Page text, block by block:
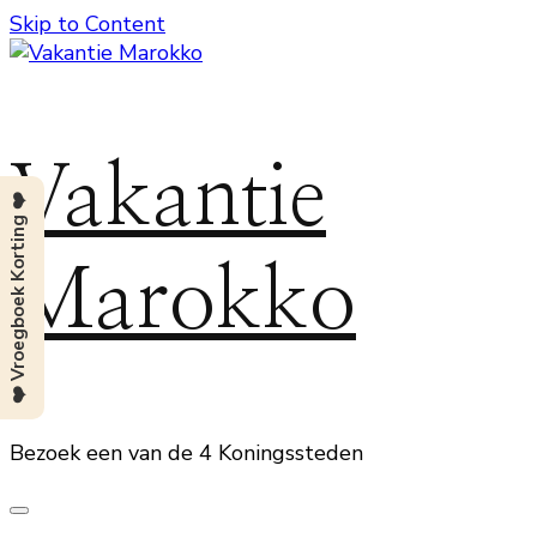
Skip to Content
Vakantie
Marokko
Bezoek een van de 4 Koningssteden
❤️ Vroegboek Korting ❤️